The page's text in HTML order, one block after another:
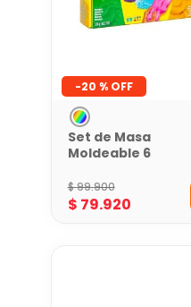
-20 %
Set de Masa
Moldeable 6
$99.900
$ 79.920